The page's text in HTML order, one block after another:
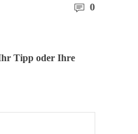
0
Tipp oder Ihre